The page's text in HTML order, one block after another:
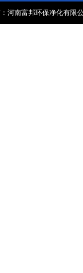
：河南富邦环保净化有限